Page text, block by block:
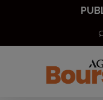
main
Gilles